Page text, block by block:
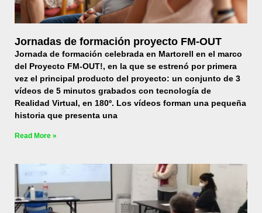
Jornadas de formación proyecto FM-OUT
Jornada de formación celebrada en Martorell en el marco
del Proyecto FM-OUT!, en la que se estrenó por primera
vez el principal producto del proyecto: un conjunto de 3
vídeos de 5 minutos grabados con tecnología de
Realidad Virtual, en 180º. Los vídeos forman una pequeña
historia que presenta una
Read More »